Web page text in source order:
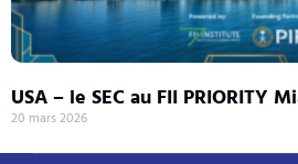
USA – le SEC au FII PRIORITY
20 mars 2026